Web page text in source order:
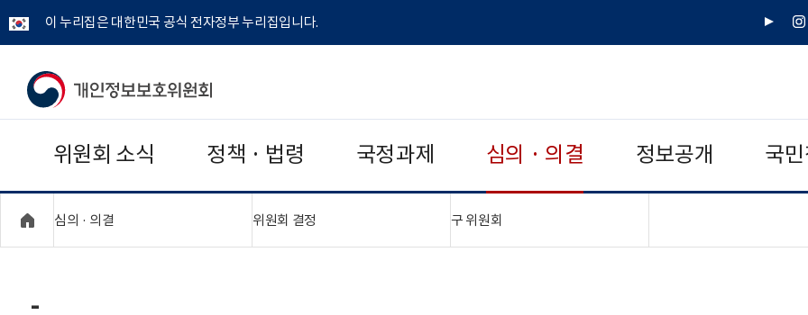
이 누리집은 대한민국 공식 전자정부 누리집입니다.
유
인
개
보
보
위원회 소식 정책 · 법령 국정과제 심의 · 의결 정보공개 국
심의 · 의결 위원회 결정 구 위원회
-